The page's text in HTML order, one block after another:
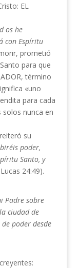
EL
os he
con Espíritu
prometió
para que
término
«uno
para cada
nunca en
su
poder,
Santo, y
24:49).
Padre sobre
ciudad de
poder desde